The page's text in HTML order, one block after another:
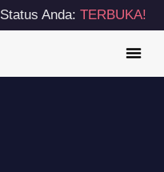
Status Anda: TERBUKA!